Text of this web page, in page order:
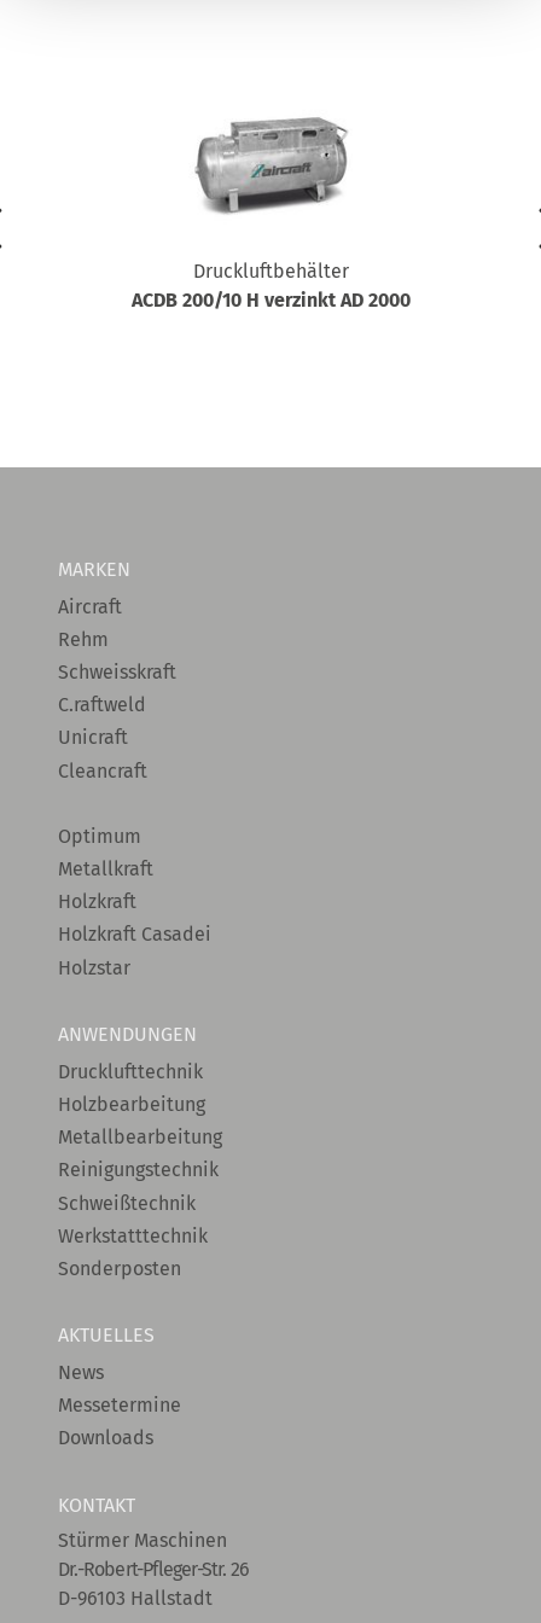
Druckluftbehälter
ACDB 200/10 H verzinkt AD 2000
MARKEN
Aircraft
Rehm
Schweisskraft
C.raftweld
Unicraft
Cleancraft
Optimum
Metallkraft
Holzkraft
Holzkraft Casadei
Holzstar
ANWENDUNGEN
Drucklufttechnik
Holzbearbeitung
Metallbearbeitung
Reinigungstechnik
Schweißtechnik
Werkstatttechnik
Sonderposten
AKTUELLES
News
Messetermine
Downloads
KONTAKT
Stürmer Maschinen
Dr.-Robert-Pfleger-Str. 26
D-96103 Hallstadt